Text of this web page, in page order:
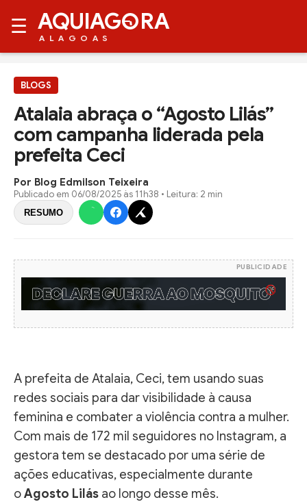
☰ AQUIAG RA
ALAGOAS
BLOGS
Atalaia abraça o “Agosto Lilás”
com campanha liderada pela
prefeita Ceci
Por Blog Edmilson Teixeira
Publicado em 06/08/2025 às 11h38 • Leitura: 2 min
RESUMO
PUBLICIDADE
A prefeita de Atalaia, Ceci, tem usando suas
redes sociais para dar visibilidade à causa
feminina e combater a violência contra a mulher.
Com mais de 172 mil seguidores no Instagram, a
gestora tem se destacado por uma série de
ações educativas, especialmente durante
oAgosto Lilás ao longo desse mês.